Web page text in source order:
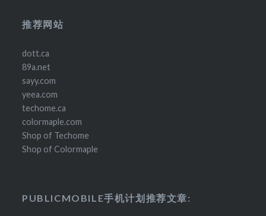
推荐网站
dott.ca
89a.net
sayy.com
yeea.com
techome.ca
colormaple.com
Shop of Techome
Shop of Colormaple
PUBLICMOBILE手机计划推荐文章: